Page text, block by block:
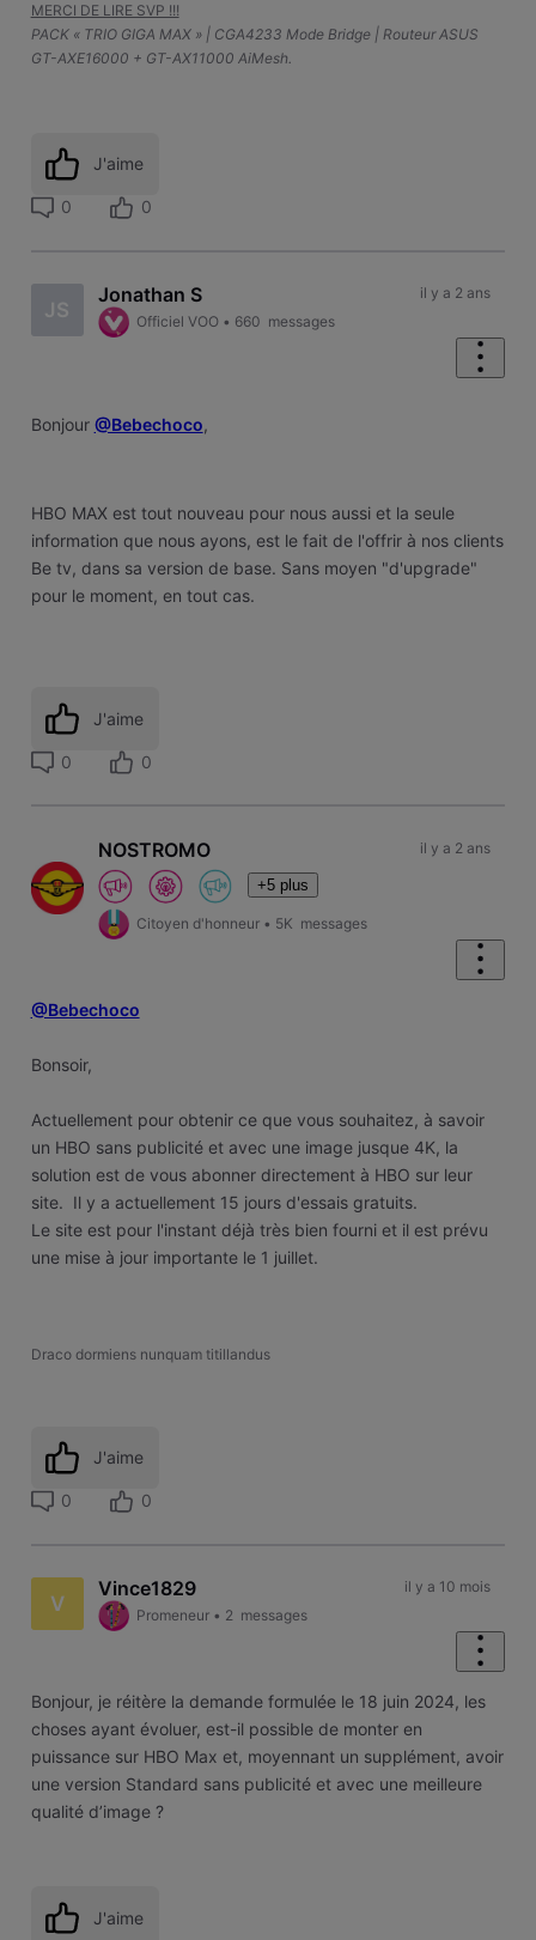
MERCI DE LIRE SVP !!!
PACK « TRIO GIGA MAX » | CGA4233 Mode Bridge | Routeur ASUS
GT-AXE16000 + GT-AX11000 AiMesh.
J'aime
0 0
JS
Jonathan S
Officiel VOO • 660 messages
il y a 2 ans
Bonjour @Bebechoco,
HBO MAX est tout nouveau pour nous aussi et la seule
information que nous ayons, est le fait de l'offrir à nos clients
Be tv, dans sa version de base. Sans moyen "d'upgrade"
pour le moment, en tout cas.
J'aime
0 0
NOSTROMO
+5 plus
Citoyen d'honneur • 5K messages
il y a 2 ans
@Bebechoco
Bonsoir,
Actuellement pour obtenir ce que vous souhaitez, à savoir
un HBO sans publicité et avec une image jusque 4K, la
solution est de vous abonner directement à HBO sur leur
site. Il y a actuellement 15 jours d'essais gratuits.
Le site est pour l'instant déjà très bien fourni et il est prévu
une mise à jour importante le 1 juillet.
Draco dormiens nunquam titillandus
J'aime
0 0
V
Vince1829
Promeneur • 2 messages
il y a 10 mois
Bonjour, je réitère la demande formulée le 18 juin 2024, les
choses ayant évoluer, est-il possible de monter en
puissance sur HBO Max et, moyennant un supplément, avoir
une version Standard sans publicité et avec une meilleure
qualité d’image ?
J'aime